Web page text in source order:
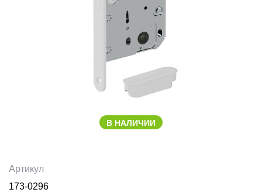
В НАЛИЧИИ
Артикул
173-0296